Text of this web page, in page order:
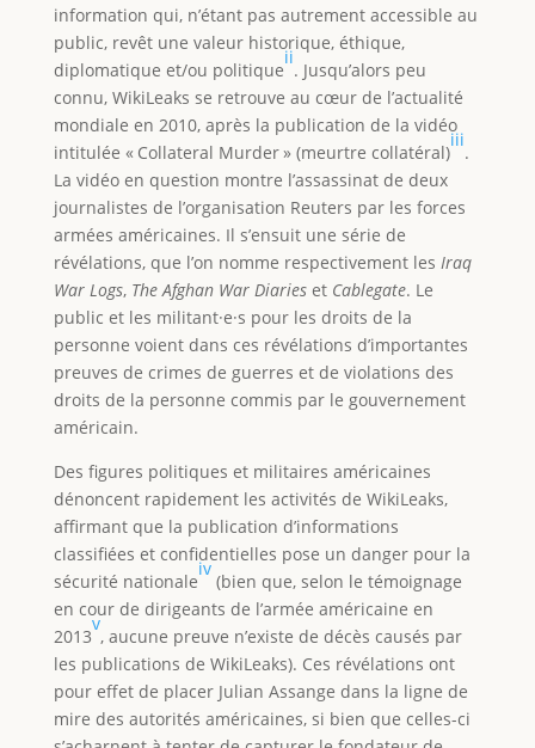
information qui, n’étant pas autrement accessible au
public, revêt une valeur historique, éthique,
diplomatique et/ou politique
ii
. Jusqu’alors peu
connu, WikiLeaks se retrouve au cœur de l’actualité
mondiale en 2010, après la publication de la vidéo
intitulée « Collateral Murder » (meurtre collatéral)
iii
.
La vidéo en question montre l’assassinat de deux
journalistes de l’organisation Reuters par les forces
armées américaines. Il s’ensuit une série de
révélations, que l’on nomme respectivement les Iraq
War Logs, The Afghan War Diarieset Cablegate. Le
public et les militant·e·s pour les droits de la
personne voient dans ces révélations d’importantes
preuves de crimes de guerres et de violations des
droits de la personne commis par le gouvernement
américain.
Des figures politiques et militaires américaines
dénoncent rapidement les activités de WikiLeaks,
affirmant que la publication d’informations
classifiées et confidentielles pose un danger pour la
sécurité nationale
iv
(bien que, selon le témoignage
en cour de dirigeants de l’armée américaine en
2013
v
, aucune preuve n’existe de décès causés par
les publications de WikiLeaks). Ces révélations ont
pour effet de placer Julian Assange dans la ligne de
mire des autorités américaines, si bien que celles-ci